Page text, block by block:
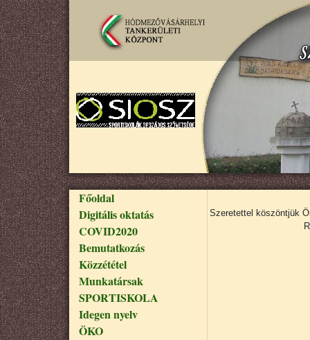
Ugrás a tartalomra
Fő navigáció
Főoldal
Digitális oktatás
COVID2020
Bemutatkozás
Közzététel
Munkatársak
SPORTISKOLA
Idegen nyelv
ÖKO
Szeretettel köszöntjük